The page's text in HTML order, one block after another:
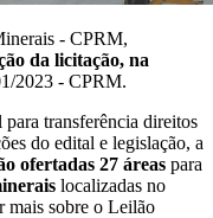
- CPRM,
da licitação, na
2023 - CPRM.
transferência direitos
do edital e legislação, a
ofertadas 27 áreas para
localizadas no
mais sobre o Leilão